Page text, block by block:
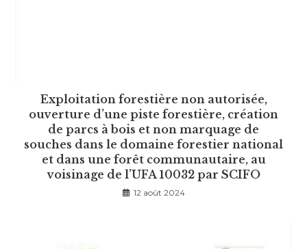
Exploitation forestière non autorisée,
ouverture d’une piste forestière, création
de parcs à bois et non marquage de
souches dans le domaine forestier national
et dans une forêt communautaire, au
voisinage de l’UFA 10032 par SCIFO
12 août 2024